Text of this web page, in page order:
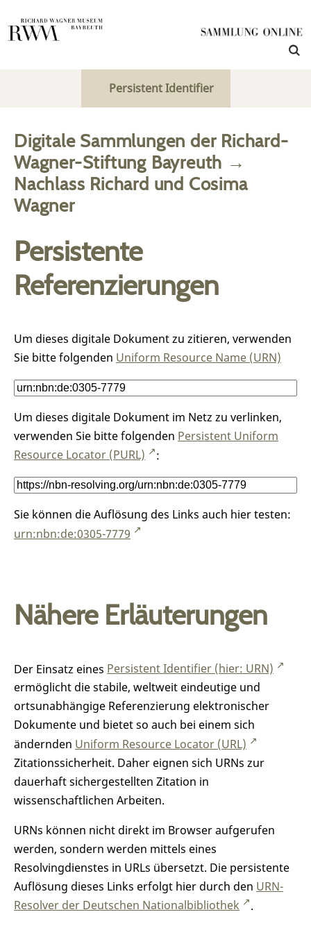
Persistent Identifier
Digitale Sammlungen der Richard-
Wagner-Stiftung Bayreuth →
Nachlass Richard und Cosima
Wagner
Persistente
Referenzierungen
Um dieses digitale Dokument zu zitieren, verwenden
Sie bitte folgenden Uniform Resource Name (URN)
Um dieses digitale Dokument im Netz zu verlinken,
verwenden Sie bitte folgenden Persistent Uniform
Resource Locator (PURL)
:
Sie können die Auflösung des Links auch hier testen:
urn:nbn:de:0305-7779
Nähere Erläuterungen
Der Einsatz eines Persistent Identifier (hier: URN)
ermöglicht die stabile, weltweit eindeutige und
ortsunabhängige Referenzierung elektronischer
Dokumente und bietet so auch bei einem sich
ändernden Uniform Resource Locator (URL)
Zitationssicherheit. Daher eignen sich URNs zur
dauerhaft sichergestellten Zitation in
wissenschaftlichen Arbeiten.
URNs können nicht direkt im Browser aufgerufen
werden, sondern werden mittels eines
Resolvingdienstes in URLs übersetzt. Die persistente
Auflösung dieses Links erfolgt hier durch den URN-
Resolver der Deutschen Nationalbibliothek
.